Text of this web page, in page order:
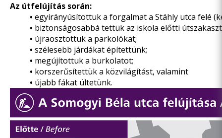
Az útfelújítás során:
• egyirányúsítottuk a forgalmat a Stáhly utca felé
• biztonságosabbá tettük az iskola előtti
• újraosztottuk a parkolókat;
• szélesebb járdákat építettünk;
• megújítottuk a burkolatot;
• korszerűsítettük a közvilágítást, valamint
• újabb fákat ültetünk.